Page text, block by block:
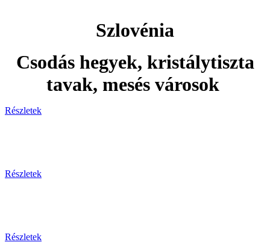
Szlovénia
Csodás hegyek, kristálytiszta
tavak, mesés városok
Részletek
Részletek
Részletek